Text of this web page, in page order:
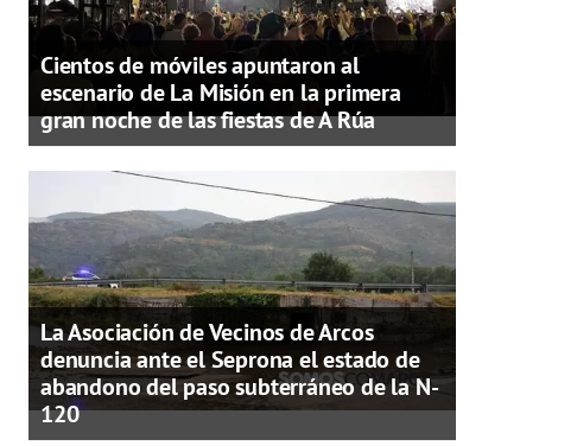
Cientos de móviles apuntaron al
escenario de La Misión en la primera
gran noche de las fiestas de A Rúa
La Asociación de Vecinos de Arcos
denuncia ante el Seprona el estado de
abandono del paso subterráneo de la N-
120